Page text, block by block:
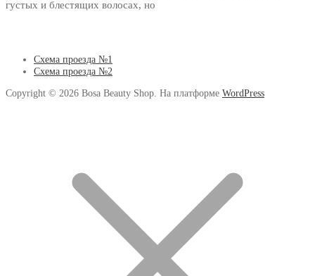
густых и блестящих волосах, но
Схема проезда №1
Схема проезда №2
Copyright © 2026 Bosa Beauty Shop. На платформе WordPress